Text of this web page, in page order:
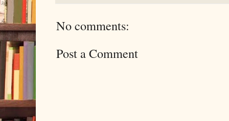
No comments:
Post a Comment